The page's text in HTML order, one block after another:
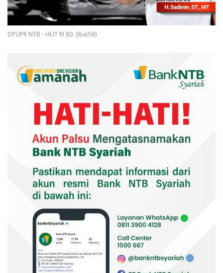
DPUPR NTB - HUT RI 80. (Iba/Ist)